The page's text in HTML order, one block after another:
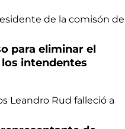
para eliminar el
intendentes